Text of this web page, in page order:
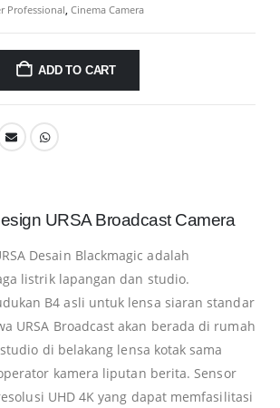
Professional, Cinema Camera
ADD TO CART
URSA Broadcast Camera
Desain Blackmagic adalah
listrik lapangan dan studio.
B4 asli untuk lensa siaran standar
URSA Broadcast akan berada di rumah
di belakang lensa kotak sama
kamera liputan berita. Sensor
UHD 4K yang dapat memfasilitasi